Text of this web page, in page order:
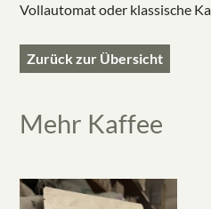
Vollautomat oder klassische
Zurück zur Übersicht
Mehr Kaffee